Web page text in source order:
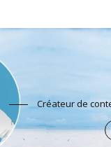
Créateur de